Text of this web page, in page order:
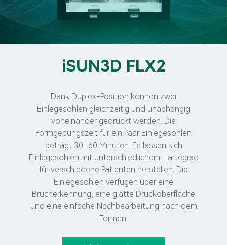
iSUN3D FLX2
Dank Duplex-Position können zwei
Einlegesohlen gleichzeitig und unabhängig
voneinander gedruckt werden. Die
Formgebungszeit für ein Paar Einlegesohlen
beträgt 30–60 Minuten. Es lassen sich
Einlegesohlen mit unterschiedlichem Härtegrad
für verschiedene Patienten herstellen. Die
Einlegesohlen verfügen über eine
Brucherkennung, eine glatte Druckoberfläche
und eine einfache Nachbearbeitung nach dem
Formen.